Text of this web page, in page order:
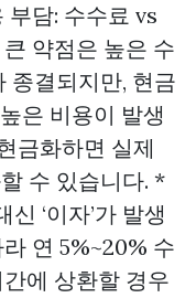
부담: 수수료 vs
약점은 높은 수
종결되지만, 현금
은 비용이 발생
금화하면 실제
수 있습니다. *
‘이자’가 발생
연 5%~20% 수
에 상환할 경우